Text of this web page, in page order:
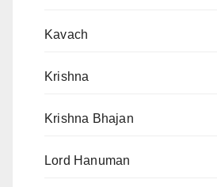
Kavach
Krishna
Krishna Bhajan
Lord Hanuman